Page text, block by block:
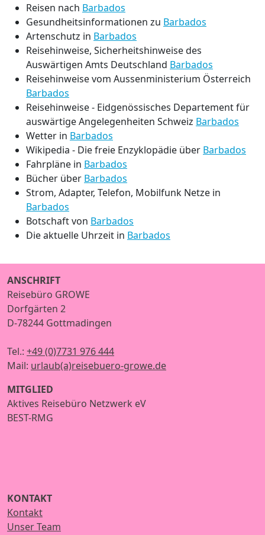
Reisen nach Barbados
Gesundheitsinformationen zu Barbados
Artenschutz in Barbados
Reisehinweise, Sicherheitshinweise des
Auswärtigen Amts Deutschland Barbados
Reisehinweise vom Aussenministerium Österreich
Barbados
Reisehinweise - Eidgenössisches Departement für
auswärtige Angelegenheiten Schweiz Barbados
Wetter in Barbados
Wikipedia - Die freie Enzyklopädie über Barbados
Fahrpläne in Barbados
Bücher über Barbados
Strom, Adapter, Telefon, Mobilfunk Netze in
Barbados
Botschaft von Barbados
Die aktuelle Uhrzeit in Barbados
ANSCHRIFT
Reisebüro GROWE
Dorfgärten 2
D-78244 Gottmadingen
Tel.: +49 (0)7731 976 444
Mail: urlaub(a)reisebuero-growe.de
MITGLIED
Aktives Reisebüro Netzwerk eV
BEST-RMG
KONTAKT
Kontakt
Unser Team